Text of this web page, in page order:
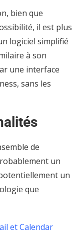
bien que
il est plus
logiciel simplifié
à son
une interface
sans les
de
un
un
que
et Calendar